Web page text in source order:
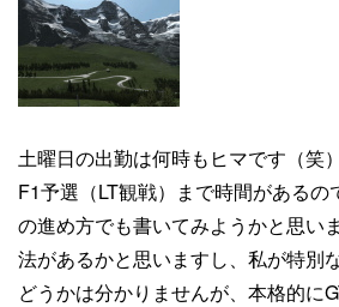
土曜日の出勤は何時もヒマです（笑）
F1予選（LT観戦）まで時間があるの
の進め方でも書いてみようかと思い
法があるかと思いますし、私が特別
どうかは分かりませんが、本格的に